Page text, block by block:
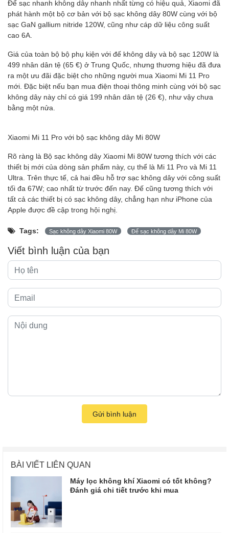
Để sạc nhanh không dây nhanh nhất từng có hiệu quả, Xiaomi đã
phát hành một bộ cơ bản với bộ sạc không dây 80W cùng với bộ
sạc GaN gallium nitride 120W, cũng như cáp dữ liệu công suất
cao 6A.
Giá của toàn bộ bộ phụ kiện với đế không dây và bộ sạc 120W là
499 nhân dân tệ (65 €) ở Trung Quốc, nhưng thương hiệu đã đưa
ra một ưu đãi đặc biệt cho những người mua Xiaomi Mi 11 Pro
mới. Đặc biệt nếu bạn mua điện thoại thông minh cùng với bộ sạc
không dây này chỉ có giá 199 nhân dân tệ (26 €), như vậy chưa
bằng một nửa.
Xiaomi Mi 11 Pro với bộ sạc không dây Mi 80W
Rõ ràng là Bộ sạc không dây Xiaomi Mi 80W tương thích với các
thiết bị mới của dòng sản phẩm này, cụ thể là Mi 11 Pro và Mi 11
Ultra. Trên thực tế, cả hai đều hỗ trợ sạc không dây với công suất
tối đa 67W; cao nhất từ ​​trước đến nay. Đế cũng tương thích với
tất cả các thiết bị có sạc không dây, chẳng hạn như iPhone của
Apple được đề cập trong hội nghị.
Tags: Sạc không dây Xiaomi 80W Đế sạc không dây Mi 80W
Viết bình luận của bạn
Gửi bình luận
BÀI VIẾT LIÊN QUAN
Máy lọc không khí Xiaomi có tốt không?
Đánh giá chi tiết trước khi mua